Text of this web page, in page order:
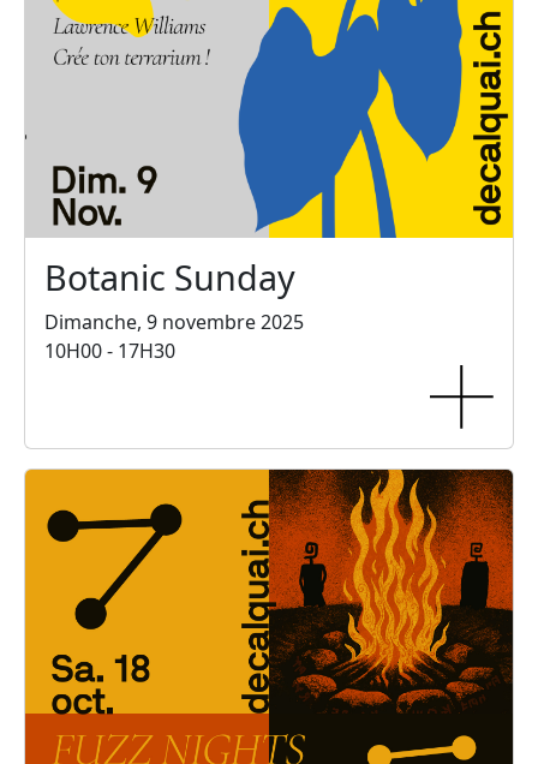
Botanic Sunday
Dimanche, 9 novembre 2025
10H00 - 17H30